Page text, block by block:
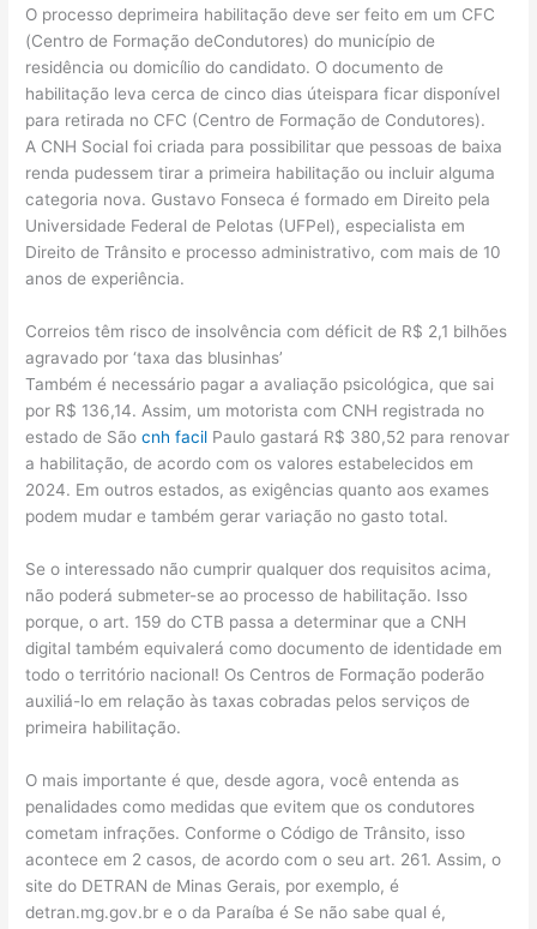
O processo deprimeira habilitação deve ser feito em um CFC
(Centro de Formação deCondutores) do município de
residência ou domicílio do candidato. O documento de
habilitação leva cerca de cinco dias úteispara ficar disponível
para retirada no CFC (Centro de Formação de Condutores).
A CNH Social foi criada para possibilitar que pessoas de baixa
renda pudessem tirar a primeira habilitação ou incluir alguma
categoria nova. Gustavo Fonseca é formado em Direito pela
Universidade Federal de Pelotas (UFPel), especialista em
Direito de Trânsito e processo administrativo, com mais de 10
anos de experiência.
Correios têm risco de insolvência com déficit de R$ 2,1 bilhões
agravado por ‘taxa das blusinhas’
Também é necessário pagar a avaliação psicológica, que sai
por R$ 136,14. Assim, um motorista com CNH registrada no
estado de Sãocnh facil Paulo gastará R$ 380,52 para renovar
a habilitação, de acordo com os valores estabelecidos em
2024. Em outros estados, as exigências quanto aos exames
podem mudar e também gerar variação no gasto total.
Se o interessado não cumprir qualquer dos requisitos acima,
não poderá submeter-se ao processo de habilitação. Isso
porque, o art. 159 do CTB passa a determinar que a CNH
digital também equivalerá como documento de identidade em
todo o território nacional! Os Centros de Formação poderão
auxiliá-lo em relação às taxas cobradas pelos serviços de
primeira habilitação.
O mais importante é que, desde agora, você entenda as
penalidades como medidas que evitem que os condutores
cometam infrações. Conforme o Código de Trânsito, isso
acontece em 2 casos, de acordo com o seu art. 261. Assim, o
site do DETRAN de Minas Gerais, por exemplo, é
detran.mg.gov.br e o da Paraíba é Se não sabe qual é,